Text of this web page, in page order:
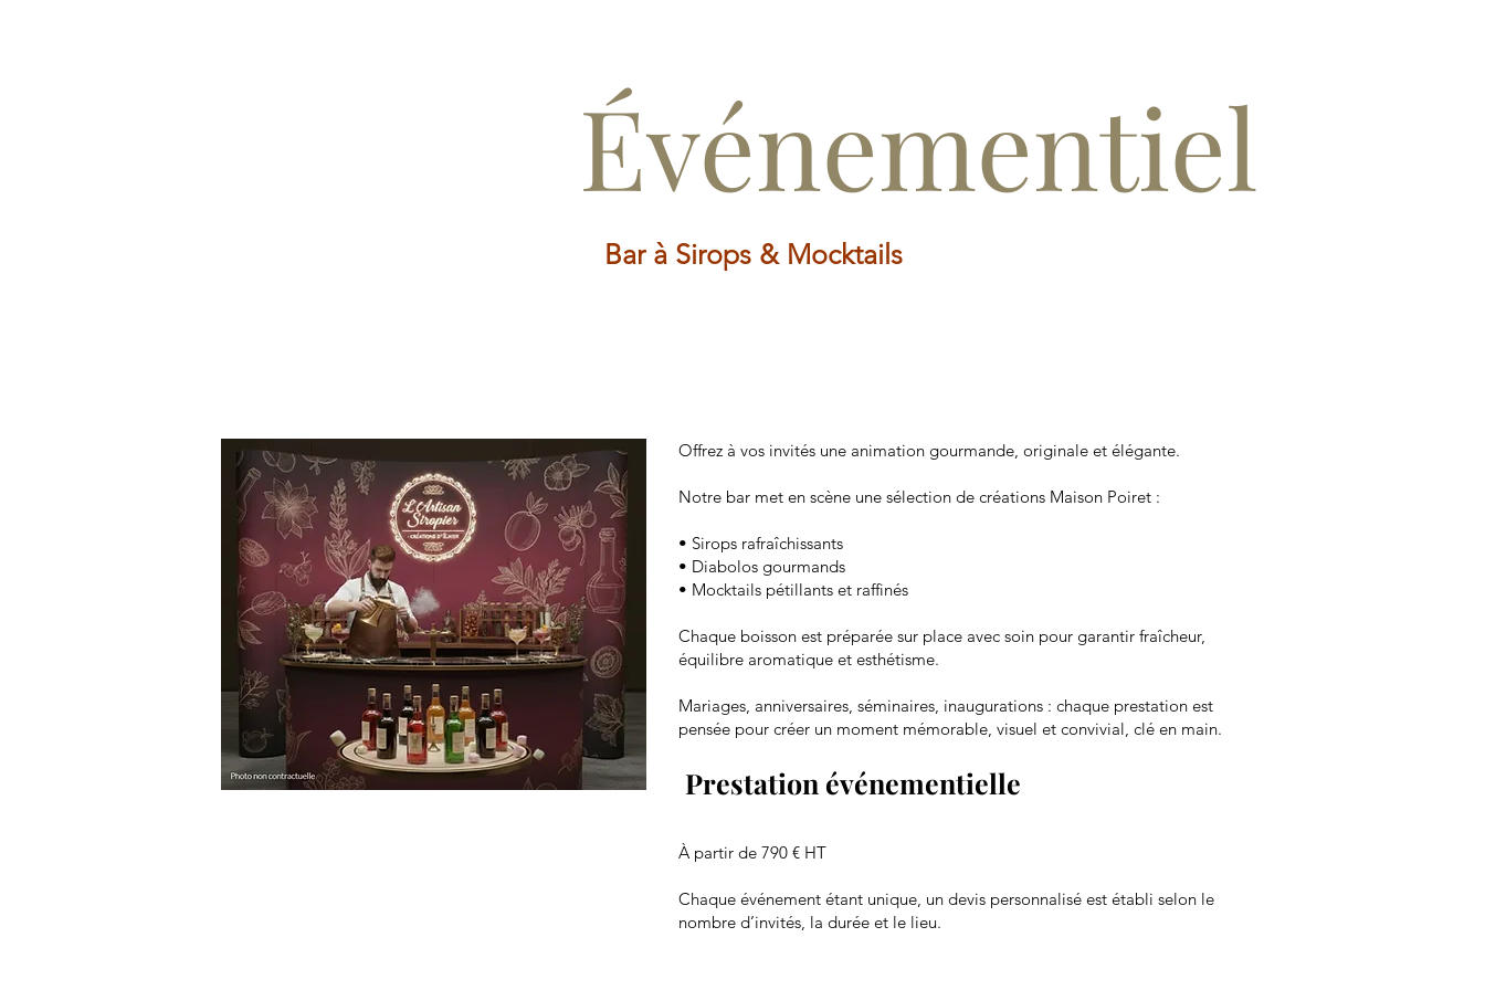
Événementiel
Bar à Sirops & Mocktails
Offrez à vos invités une animation gourmande, originale et élégante.
Notre bar met en scène une sélection de créations Maison Poiret :
• Sirops rafraîchissants
• Diabolos gourmands
• Mocktails pétillants et raffinés
Chaque boisson est préparée sur place avec soin pour garantir fraîcheur,
équilibre aromatique et esthétisme.
Mariages, anniversaires, séminaires, inaugurations : chaque prestation est
pensée pour créer un moment mémorable, visuel et convivial, clé en main.
Prestation événementielle
À partir de 790 € HT
Chaque événement étant unique, un devis personnalisé est établi selon le
nombre d’invités, la durée et le lieu.